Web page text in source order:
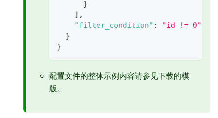
}
] ,
"filter_condition" : "id != 0"
}
}
配置文件的整体示例内容请参见下载的模
版。